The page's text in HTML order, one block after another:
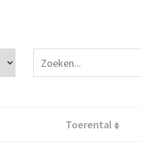
Toerental